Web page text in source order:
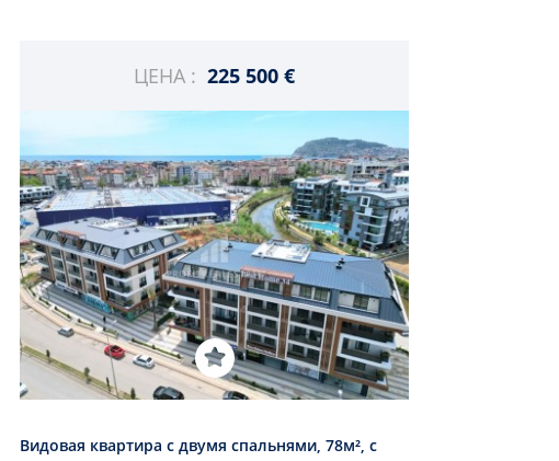
ЦЕНА : 225 500 €
Видовая квартира с двумя спальнями, 78м², с